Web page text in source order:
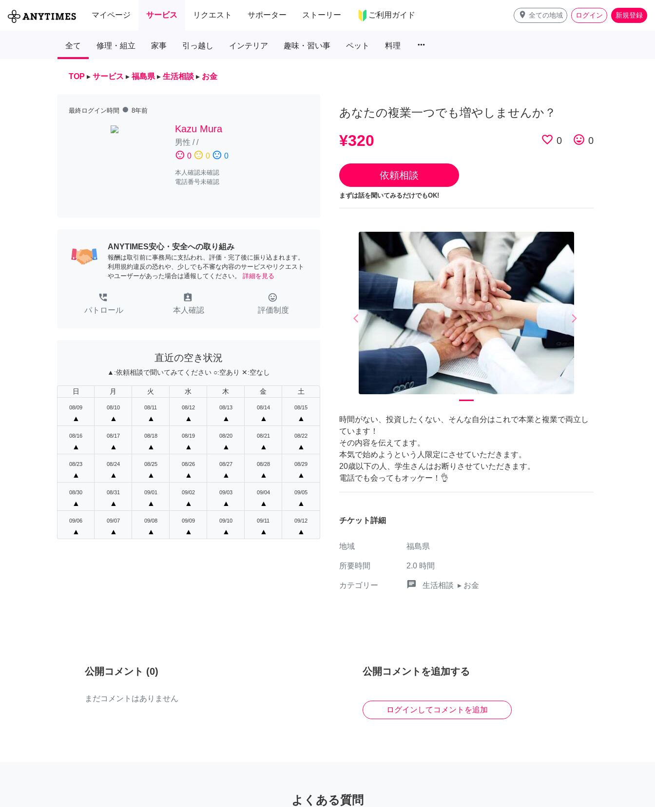
マイページ サービス リクエスト サポーター ストーリー ご利用ガイド place 全ての地域 ログイン 新規登録
全て 修理・組立 家事 引っ越し インテリア 趣味・習い事 ペット 料理 more_horiz
TOP ▸ サービス ▸ 福島県 ▸ 生活相談 ▸ お金
最終ログイン時間 fiber_manual_record 8年前
Kazu Mura
男性 //
sentiment_satisfied 0 sentiment_neutral 0 sentiment_dissatisfied 0
本人確認未確認
電話番号未確認
ANYTIMES安心・安全への取り組み
報酬は取引前に事務局に支払われ、評価・完了後に振り込まれます。
利用規約違反の恐れや、少しでも不審な内容のサービスやリクエスト
やユーザーがあった場合は通報してください。
詳細を見る
perm_phone_msg
パトロール
assignment_ind
本人確認
tag_faces
評価制度
直近の空き状況
▲:依頼相談で聞いてみてください ○:空あり ✕:空なし
日 月 火 水 木 金 土
08/09
▲
08/10
▲
08/11
▲
08/12
▲
08/13
▲
08/14
▲
08/15
▲
08/16
▲
08/17
▲
08/18
▲
08/19
▲
08/20
▲
08/21
▲
08/22
▲
08/23
▲
08/24
▲
08/25
▲
08/26
▲
08/27
▲
08/28
▲
08/29
▲
08/30
▲
08/31
▲
09/01
▲
09/02
▲
09/03
▲
09/04
▲
09/05
▲
09/06
▲
09/07
▲
09/08
▲
09/09
▲
09/10
▲
09/11
▲
09/12
▲
あなたの複業一つでも増やしませんか？
¥320 favorite_border 0 tag_faces 0
依頼相談
まずは話を聞いてみるだけでもOK!
arrow_back_iosPrevious arrow_forward_iosNext
時間がない、投資したくない、そんな自分はこれで本業と複業で両立し
ています！
その内容を伝えてます。
本気で始めようという人限定にさせていただきます。
20歳以下の人、学生さんはお断りさせていただきます。
電話でも会ってもオッケー！👌
チケット詳細
地域 福島県
所要時間 2.0 時間
カテゴリー chat 生活相談 ▸ お金
公開コメント (0)
まだコメントはありません
公開コメントを追加する
ログインしてコメントを追加
よくある質問